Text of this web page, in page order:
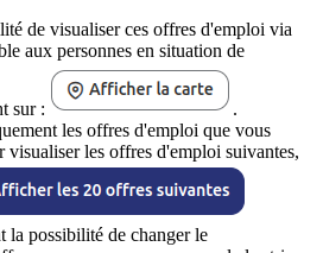
de visualiser ces offres d'emploi via
aux personnes en situation de
sur :
.
les offres d'emploi que vous
visualiser les offres d'emploi suivantes,
la possibilité de changer le